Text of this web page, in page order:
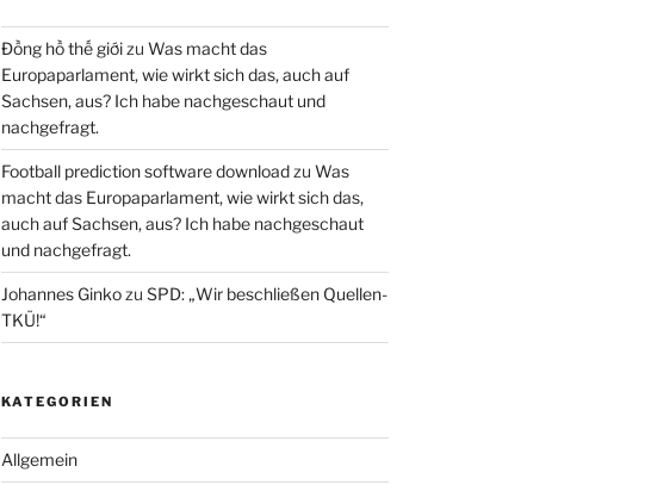
Đồng hồ thế giớizu Was macht das
Europaparlament, wie wirkt sich das, auch auf
Sachsen, aus? Ich habe nachgeschaut und
nachgefragt.
Football prediction software downloadzu Was
macht das Europaparlament, wie wirkt sich das,
auch auf Sachsen, aus? Ich habe nachgeschaut
und nachgefragt.
Johannes Ginkozu SPD: „Wir beschließen Quellen-
TKÜ!“
KATEGORIEN
Allgemein